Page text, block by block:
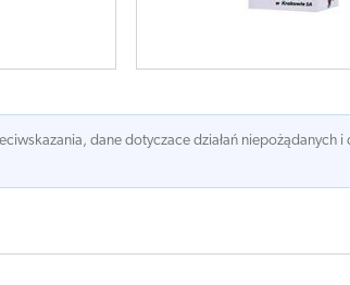
dane dotyczace działań